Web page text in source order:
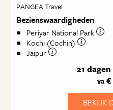
PANGEA Travel
Bezienswaardigheden
Periyar National Park
Kochi (Cochin)
Jaipur
21 dagen
va€
BEKIJK